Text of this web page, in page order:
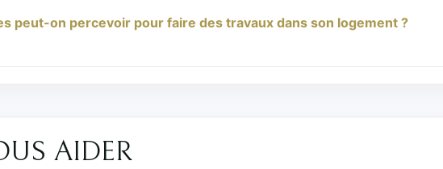
peut-on percevoir pour faire des travaux dans son logement ?
AIDER